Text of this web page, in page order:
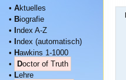
• Aktuelles
• Biografie
• ndex A-Z
• ndex (automatisch)
• Hawkins 1-1000
•
Doctor of Truth
• Lehre